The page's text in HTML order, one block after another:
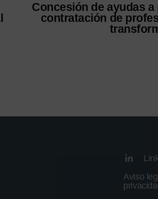
Concesión de ayudas
contratación de
Aviso